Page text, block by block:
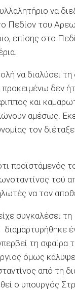
να
Πεδίον του
επίσης στο
να διαλύσει
δεν
και
αμέσως.
τον
τού
να τον
συγκαλέσει
τη σφαίρα
όμως
από τη
ο υπουργός